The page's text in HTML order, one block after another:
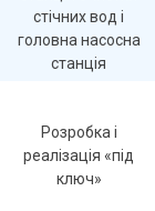
стічних вод і
головна насосна
станція
Розробка і
реалізація «під
ключ»